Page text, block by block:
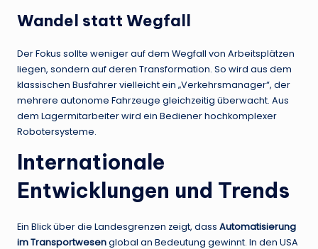
Wandel statt Wegfall
Der Fokus sollte weniger auf dem Wegfall von Arbeitsplätzen
liegen, sondern auf deren Transformation. So wird aus dem
klassischen Busfahrer vielleicht ein „Verkehrsmanager“, der
mehrere autonome Fahrzeuge gleichzeitig überwacht. Aus
dem Lagermitarbeiter wird ein Bediener hochkomplexer
Robotersysteme.
Internationale
Entwicklungen und Trends
Ein Blick über die Landesgrenzen zeigt, dass Automatisierung
im Transportwesenglobal an Bedeutung gewinnt. In den USA